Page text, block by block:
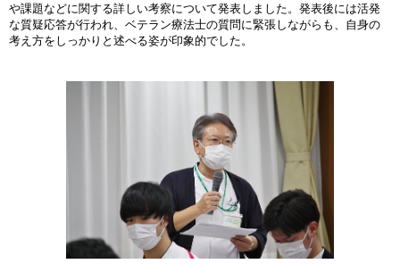
や課題などに関する詳しい考察について発表しました。発表後には活発
な質疑応答が行われ、ベテラン療法士の質問に緊張しながらも、自身の
考え方をしっかりと述べる姿が印象的でした。